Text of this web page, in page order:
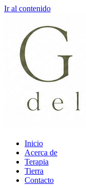
Ir al contenido
Inicio
Acerca de
Terapia
Tierra
Contacto